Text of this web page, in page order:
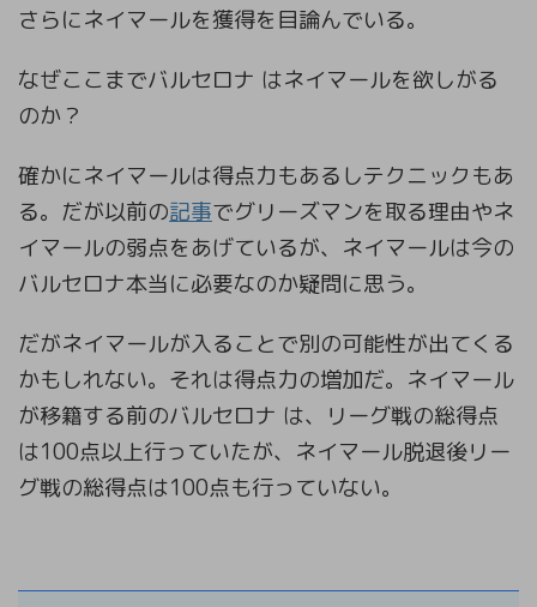
さらにネイマールを獲得を目論んでいる。
なぜここまでバルセロナ はネイマールを欲しがる
のか？
確かにネイマールは得点力もあるしテクニックもあ
る。だが以前の記事でグリーズマンを取る理由やネ
イマールの弱点をあげているが、ネイマールは今の
バルセロナ本当に必要なのか疑問に思う。
だがネイマールが入ることで別の可能性が出てくる
かもしれない。それは得点力の増加だ。ネイマール
が移籍する前のバルセロナ は、リーグ戦の総得点
は100点以上行っていたが、ネイマール脱退後リー
グ戦の総得点は100点も行っていない。